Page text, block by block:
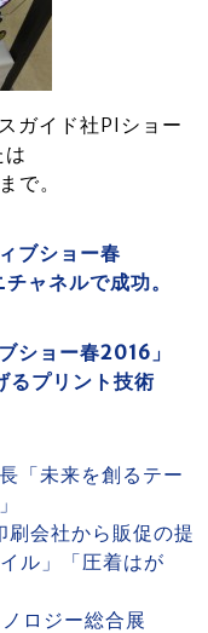
ガイド社PIショー
で。
ブショー春
ャネルで成功。
ショー春2016」
プリント技術
「未来を創るテー
会社から販促の提
ル」「圧着はが
ロジー総合展